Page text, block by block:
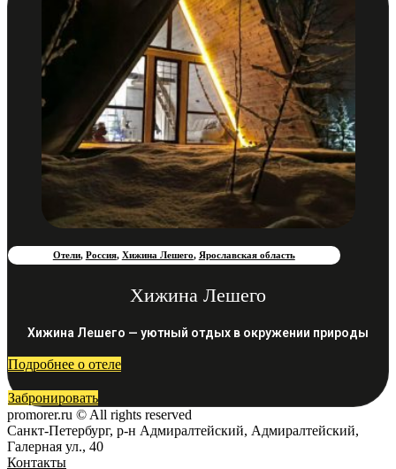
Отели, Россия, Хижина Лешего, Ярославская область
Хижина Лешего
Хижина Лешего — уютный отдых в окружении природы
Подробнее о отеле
Забронировать
promorer.ru © All rights reserved
Санкт-Петербург, р-н Адмиралтейский, Адмиралтейский,
Галерная ул., 40
Контакты